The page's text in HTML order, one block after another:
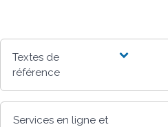
Textes de
référence
Services en ligne et